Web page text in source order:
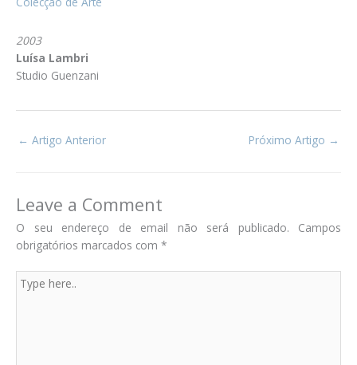
2003
Luísa Lambri
Studio Guenzani
← Artigo Anterior Próximo Artigo →
Leave a Comment
O seu endereço de email não será publicado.
Campos
obrigatórios marcados com *
Type
here..